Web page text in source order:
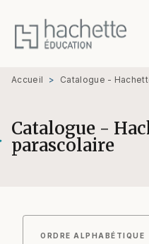
MENU RECHERCHE
PIED DE PAGE
Accueil > Catalogue -
Catalogue -
parascolaire
ORDRE ALPHABÉTIQUE